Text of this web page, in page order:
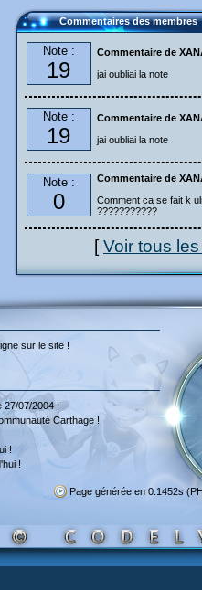
Commentaires des membres
Note :
19
Commentaire de
jai oubliai la note
Note :
19
Commentaire de
jai oubliai la note
Note :
0
Commentaire de
Comment ca se fait k
???????????
[Voir tous
sur le site !
27/07/2004 !
Carthage !
!
!
Page générée en 0.1452s